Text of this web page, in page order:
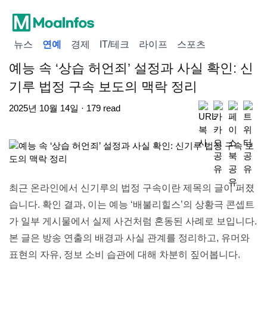
뉴스 연예 경제 IT/테크 라이프 스포츠
예능 속 ‘상습 허언죄’ 설정과 사실 확인: 신
기루 법정 구속 보도의 맥락 정리
2025년 10월 14일 · 179 read
최근 온라인에서 신기루의 법정 구속이란 제목의 글이 퍼졌
습니다. 확인 결과, 이는 예능 ‘배불리힐스’의 상황극 콘셉트
가 일부 게시물에서 실제 사건처럼 혼동된 사례로 보입니다.
본 글은 방송 연출의 배경과 사실 관계를 정리하고, 유머와
표현의 자유, 정보 소비 습관에 대해 차분히 짚어봅니다.